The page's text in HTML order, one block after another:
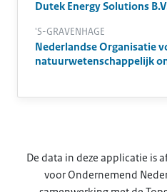
Dutek Energy Solutions
'S-GRAVENHAGE
Nederlandse Organisatie
natuurwetenschappelijk
De data in deze applicatie is
voor Ondernemend